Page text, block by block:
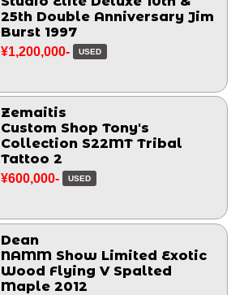
25th Double Anniversary Jim
Burst 1997
¥1,200,000- USED
Zemaitis
Custom Shop Tony's
Collection S22MT Tribal
Tattoo 2
¥600,000- USED
Dean
NAMM Show Limited Exotic
Wood Flying V Spalted
Maple 2012